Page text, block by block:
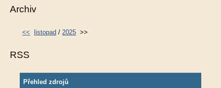
Archiv
<< listopad / 2025 >>
RSS
Přehled zdrojů